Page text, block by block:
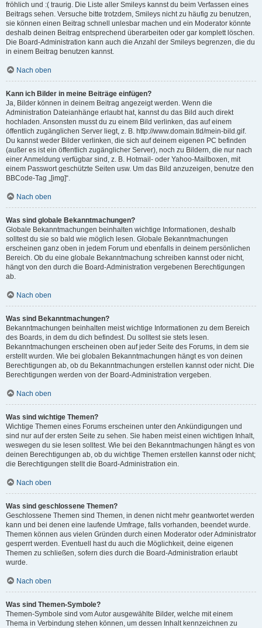
fröhlich und :( traurig. Die Liste aller Smileys kannst du beim Verfassen eines
Beitrags sehen. Versuche bitte trotzdem, Smileys nicht zu häufig zu benutzen,
sie können einen Beitrag schnell unlesbar machen und ein Moderator könnte
deshalb deinen Beitrag entsprechend überarbeiten oder gar komplett löschen.
Die Board-Administration kann auch die Anzahl der Smileys begrenzen, die du
in einem Beitrag benutzen kannst.
Nach oben
Kann ich Bilder in meine Beiträge einfügen?
Ja, Bilder können in deinem Beitrag angezeigt werden. Wenn die
Administration Dateianhänge erlaubt hat, kannst du das Bild auch direkt
hochladen. Ansonsten musst du zu einem Bild verlinken, das auf einem
öffentlich zugänglichen Server liegt, z. B. http://www.domain.tld/mein-bild.gif.
Du kannst weder Bilder verlinken, die sich auf deinem eigenen PC befinden
(außer es ist ein öffentlich zugänglicher Server), noch zu Bildern, die nur nach
einer Anmeldung verfügbar sind, z. B. Hotmail- oder Yahoo-Mailboxen, mit
einem Passwort geschützte Seiten usw. Um das Bild anzuzeigen, benutze den
BBCode-Tag „[img]“.
Nach oben
Was sind globale Bekanntmachungen?
Globale Bekanntmachungen beinhalten wichtige Informationen, deshalb
solltest du sie so bald wie möglich lesen. Globale Bekanntmachungen
erscheinen ganz oben in jedem Forum und ebenfalls in deinem persönlichen
Bereich. Ob du eine globale Bekanntmachung schreiben kannst oder nicht,
hängt von den durch die Board-Administration vergebenen Berechtigungen
ab.
Nach oben
Was sind Bekanntmachungen?
Bekanntmachungen beinhalten meist wichtige Informationen zu dem Bereich
des Boards, in dem du dich befindest. Du solltest sie stets lesen.
Bekanntmachungen erscheinen oben auf jeder Seite des Forums, in dem sie
erstellt wurden. Wie bei globalen Bekanntmachungen hängt es von deinen
Berechtigungen ab, ob du Bekanntmachungen erstellen kannst oder nicht. Die
Berechtigungen werden von der Board-Administration vergeben.
Nach oben
Was sind wichtige Themen?
Wichtige Themen eines Forums erscheinen unter den Ankündigungen und
sind nur auf der ersten Seite zu sehen. Sie haben meist einen wichtigen Inhalt,
weswegen du sie lesen solltest. Wie bei den Bekanntmachungen hängt es von
deinen Berechtigungen ab, ob du wichtige Themen erstellen kannst oder nicht;
die Berechtigungen stellt die Board-Administration ein.
Nach oben
Was sind geschlossene Themen?
Geschlossene Themen sind Themen, in denen nicht mehr geantwortet werden
kann und bei denen eine laufende Umfrage, falls vorhanden, beendet wurde.
Themen können aus vielen Gründen durch einen Moderator oder Administrator
gesperrt werden. Eventuell hast du auch die Möglichkeit, deine eigenen
Themen zu schließen, sofern dies durch die Board-Administration erlaubt
wurde.
Nach oben
Was sind Themen-Symbole?
Themen-Symbole sind vom Autor ausgewählte Bilder, welche mit einem
Thema in Verbindung stehen können, um dessen Inhalt kennzeichnen zu